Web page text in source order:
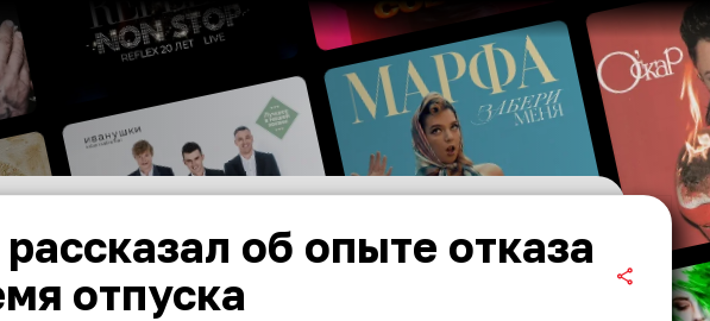
об опыте отказа
отпуска